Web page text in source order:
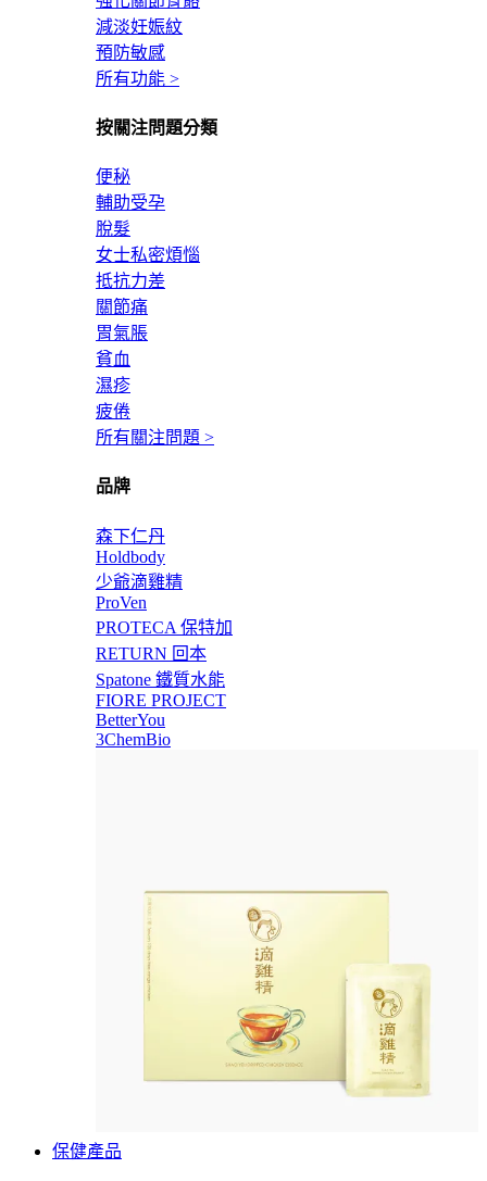
減淡妊娠紋
預防敏感
所有功能 >
按關注問題分類
便秘
輔助受孕
脫髮
女士私密煩惱
抵抗力差
關節痛
胃氣脹
貧血
濕疹
疲倦
所有關注問題 >
品牌
森下仁丹
Holdbody
少爺滴雞精
ProVen
PROTECA 保特加
RETURN 回本
Spatone 鐵質水能
FIORE PROJECT
BetterYou
3ChemBio
保健產品